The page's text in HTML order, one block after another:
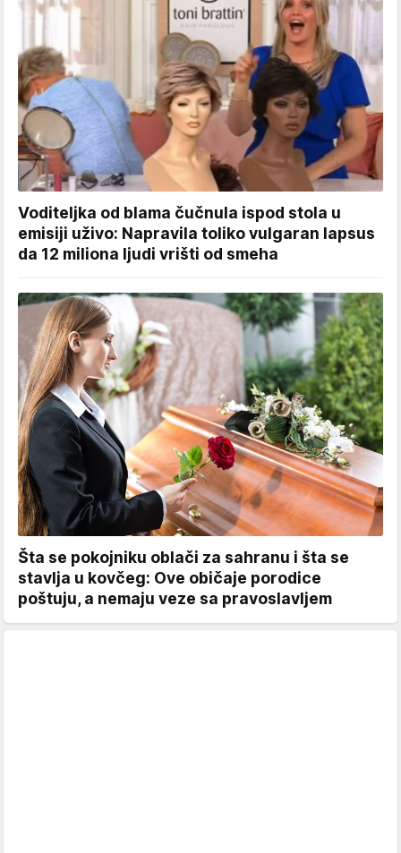
Voditeljka od blama čučnula ispod stola u
emisiji uživo: Napravila toliko vulgaran lapsus
da 12 miliona ljudi vrišti od smeha
Šta se pokojniku oblači za sahranu i šta se
stavlja u kovčeg: Ove običaje porodice
poštuju, a nemaju veze sa pravoslavljem